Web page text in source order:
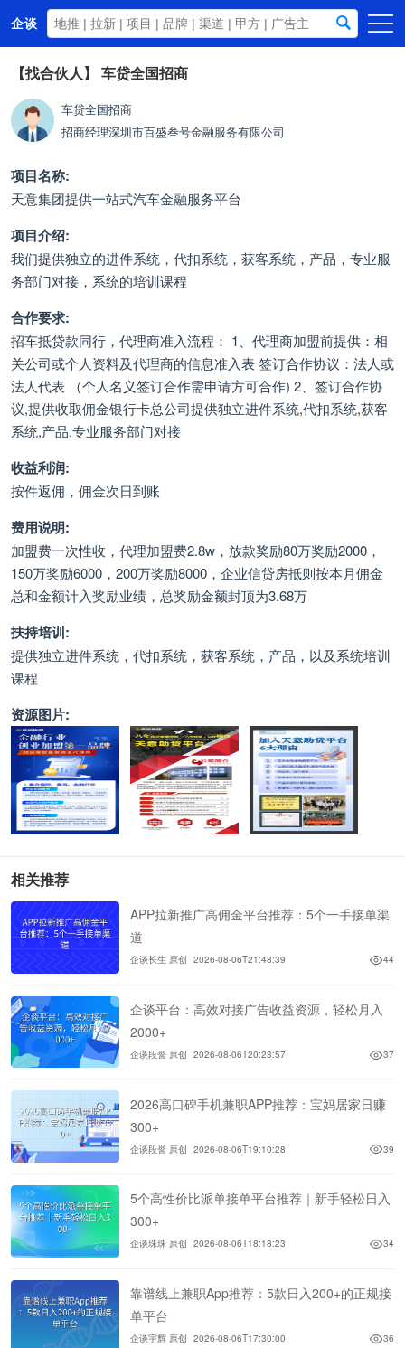
企谈
首页
商务资源
资讯动态
关于我们
【找合伙人】 车贷全国招商
车贷全国招商
招商经理深圳市百盛叁号金融服务有限公司
项目名称:
天意集团提供一站式汽车金融服务平台
项目介绍:
我们提供独立的进件系统，代扣系统，获客系统，产品，专业服
务部门对接，系统的培训课程
合作要求:
招车抵贷款同行，代理商准入流程： 1、代理商加盟前提供：相
关公司或个人资料及代理商的信息准入表 签订合作协议：法人或
法人代表 （个人名义签订合作需申请方可合作) 2、签订合作协
议,提供收取佣金银行卡总公司提供独立进件系统,代扣系统,获客
系统,产品,专业服务部门对接
收益利润:
按件返佣，佣金次日到账
费用说明:
加盟费一次性收，代理加盟费2.8w，放款奖励80万奖励2000，
150万奖励6000，200万奖励8000，企业信贷房抵则按本月佣金
总和金额计入奖励业绩，总奖励金额封顶为3.68万
扶持培训:
提供独立进件系统，代扣系统，获客系统，产品，以及系统培训
课程
资源图片:
相关推荐
APP拉新推广高佣金平台推荐：5个一手接单渠
道
企谈长生 原创 2026-08-06T21:48:39 44
企谈平台：高效对接广告收益资源，轻松月入
2000+
企谈段誉 原创 2026-08-06T20:23:57 37
2026高口碑手机兼职APP推荐：宝妈居家日赚
300+
企谈段誉 原创 2026-08-06T19:10:28 39
5个高性价比派单接单平台推荐｜新手轻松日入
300+
企谈珠珠 原创 2026-08-06T18:18:23 34
靠谱线上兼职App推荐：5款日入200+的正规接
单平台
企谈宇辉 原创 2026-08-06T17:30:00 36